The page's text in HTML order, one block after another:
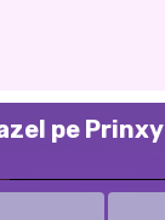
pe Prinxy